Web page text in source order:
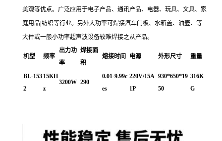
美观等优点。广泛应用于电子产品、通讯产品、电器、玩具、文具、家
庭用品|纺织等行业。另外大功率可焊接汽车门板、水箱盖、油壶、等
大件或一般小功率超声波设备较难焊接之从产品。
机型 频率
出力功
率
焊接面
积
熔接时间 电源 外形尺寸 重量
BL-153
2
15KH
z
3200W 290
0.01-9.99c
es
220V/15A
1P
930*650*19
50
316K
G